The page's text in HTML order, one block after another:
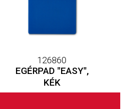
126860
EGÉRPAD "EASY",
KÉK